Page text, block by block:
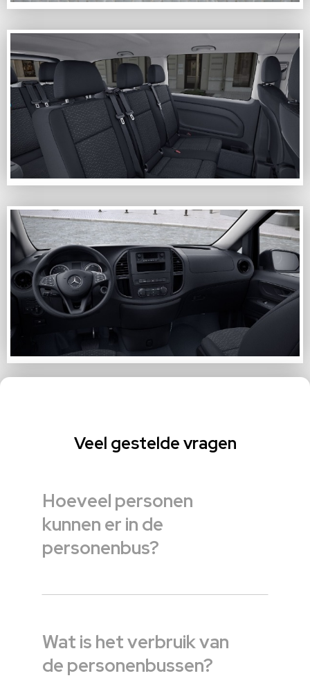
Veel gestelde vragen
Hoeveel personen
kunnen er in de
personenbus?
Wat is het verbruik van
de personenbussen?